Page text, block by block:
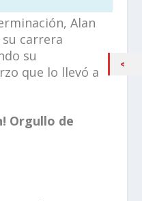
Alan
carrera
su
que lo llevó a
Orgullo de